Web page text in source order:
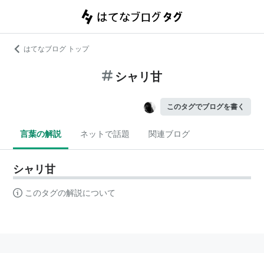
はてなブログ トップ
シャリ甘
このタグでブログを書く
言葉の解説 ネットで話題 関連ブログ
シャリ甘
このタグの解説について